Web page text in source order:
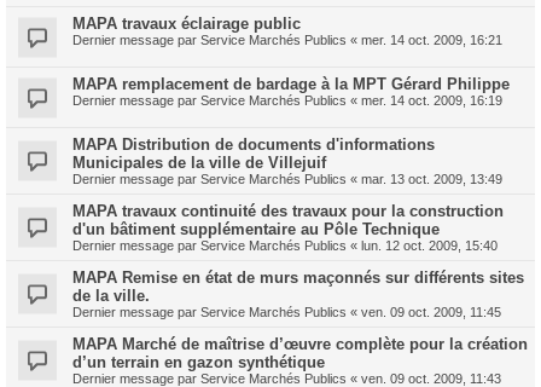
MAPA travaux éclairage public
Dernier message par Service Marchés Publics « mer. 14 oct. 2009, 16:21
MAPA remplacement de bardage à la MPT Gérard Philippe
Dernier message par Service Marchés Publics « mer. 14 oct. 2009, 16:19
MAPA Distribution de documents d'informations
Municipales de la ville de Villejuif
Dernier message par Service Marchés Publics « mar. 13 oct. 2009, 13:49
MAPA travaux continuité des travaux pour la construction
d'un bâtiment supplémentaire au Pôle Technique
Dernier message par Service Marchés Publics « lun. 12 oct. 2009, 15:40
MAPA Remise en état de murs maçonnés sur différents sites
de la ville.
Dernier message par Service Marchés Publics « ven. 09 oct. 2009, 11:45
MAPA Marché de maîtrise d’œuvre complète pour la création
d’un terrain en gazon synthétique
Dernier message par Service Marchés Publics « ven. 09 oct. 2009, 11:43